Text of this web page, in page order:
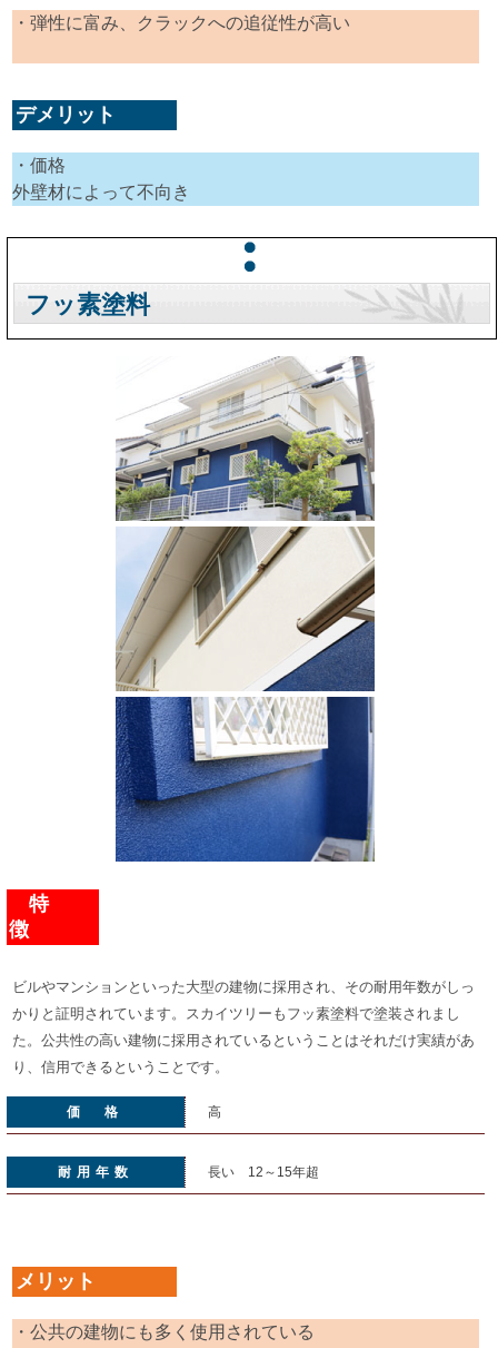
・弾性に富み、クラックへの追従性が高い
デメリット
・価格
外壁材によって不向き
フッ素塗料
特
徴
ビルやマンションといった大型の建物に採用され、その耐用年数がしっ
かりと証明されています。スカイツリーもフッ素塗料で塗装されまし
た。公共性の高い建物に採用されているということはそれだけ実績があ
り、信用できるということです。
価 格 高
耐用年数 長い 12～15年超
メリット
・公共の建物にも多く使用されている